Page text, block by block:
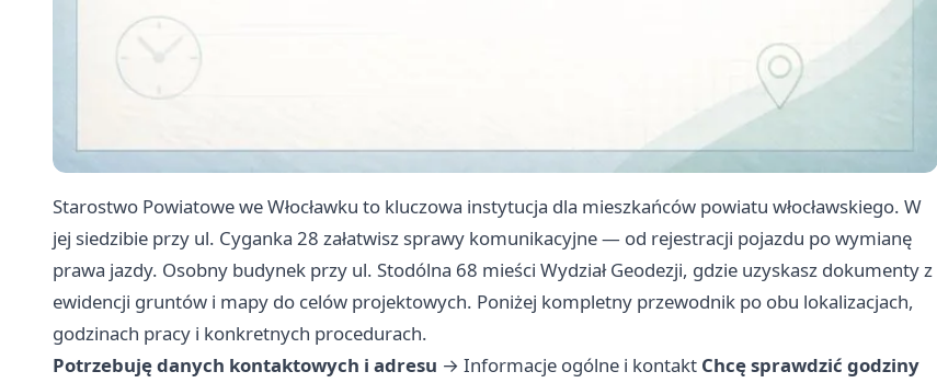
Starostwo Powiatowe we Włocławku to kluczowa instytucja dla mieszkańców powiatu włocławskiego. W
jej siedzibie przy ul. Cyganka 28 załatwisz sprawy komunikacyjne — od rejestracji pojazdu po wymianę
prawa jazdy. Osobny budynek przy ul. Stodólna 68 mieści Wydział Geodezji, gdzie uzyskasz dokumenty z
ewidencji gruntów i mapy do celów projektowych. Poniżej kompletny przewodnik po obu lokalizacjach,
godzinach pracy i konkretnych procedurach.
Potrzebuję danych kontaktowych i adresu → Informacje ogólne i kontakt Chcę sprawdzić godziny